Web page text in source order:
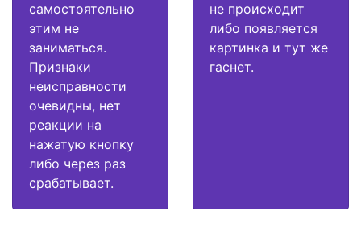
самостоятельно
этим не
заниматься.
Признаки
неисправности
очевидны, нет
реакции на
нажатую кнопку
либо через раз
срабатывает.
не происходит
либо появляется
картинка и тут же
гаснет.